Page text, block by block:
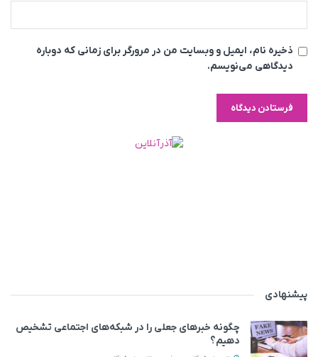
ذخیره نام، ایمیل و وبسایت من در مرورگر برای زمانی که دوباره
دیدگاهی می‌نویسم.
پیشنهادی
چگونه خبرهای جعلی را در شبکه‌های اجتماعی تشخیص
دهیم؟